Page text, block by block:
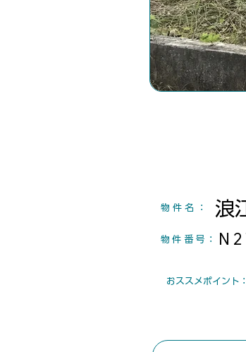
物件名： 浪
物件番号 ：
​おススメポイント：